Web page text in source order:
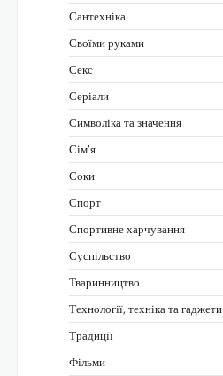
Сантехніка
Своїми руками
Секс
Серіали
Символіка та значення
Сім’я
Соки
Спорт
Спортивне харчування
Суспільство
Тваринництво
Технології, техніка та гаджети
Традиції
Фільми